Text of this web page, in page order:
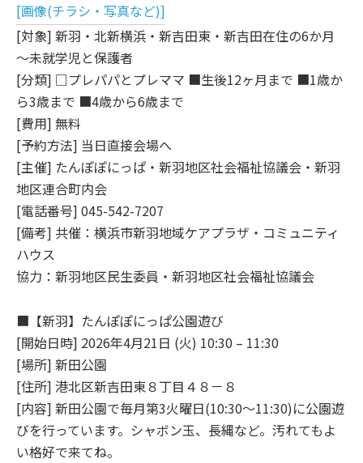
[画像(チラシ・写真など)]
[対象] 新羽・北新横浜・新吉田東・新吉田在住の6か月
～未就学児と保護者
[分類] □プレパパとプレママ ■生後12ヶ月まで ■1歳か
ら3歳まで ■4歳から6歳まで
[費用] 無料
[予約方法] 当日直接会場へ
[主催] たんぽぽにっぱ・新羽地区社会福祉協議会・新羽
地区連合町内会
[電話番号] 045-542-7207
[備考] 共催：横浜市新羽地域ケアプラザ・コミュニティ
ハウス
協力：新羽地区民生委員・新羽地区社会福祉協議会
■【新羽】たんぽぽにっぱ公園遊び
[開始日時] 2026年4月21日 (火) 10:30 – 11:30
[場所] 新田公園
[住所] 港北区新吉田東８丁目４８－８
[内容] 新田公園で毎月第3火曜日(10:30～11:30)に公園遊
びを行っています。シャボン玉、長縄など。汚れてもよ
い格好で来てね。